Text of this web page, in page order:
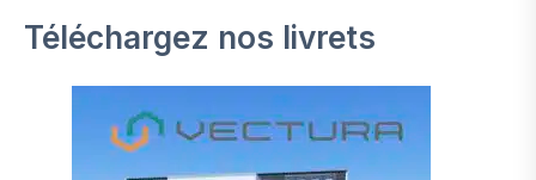
Téléchargez nos livrets